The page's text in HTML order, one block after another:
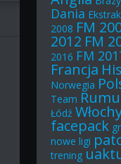
Dania
2008 FM
2012 FM
2016 FM
Francja
Norwegia
Team
Łódź
facepack
nowe ligi
trening